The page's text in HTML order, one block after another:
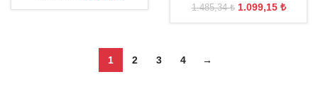
1.485,34₺ 1.099,15 ₺
1 2 3 4 →